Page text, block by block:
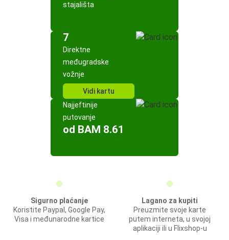
stajališta
7
Direktne
međugradske
vožnje
Vidi kartu
Najjeftinije
putovanje
od BAM 8.61
Sigurno plaćanje
Koristite Paypal, Google Pay,
Visa i međunarodne kartice
Lagano za kupiti
Preuzmite svoje karte
putem interneta, u svojoj
aplikaciji ili u Flixshop-u